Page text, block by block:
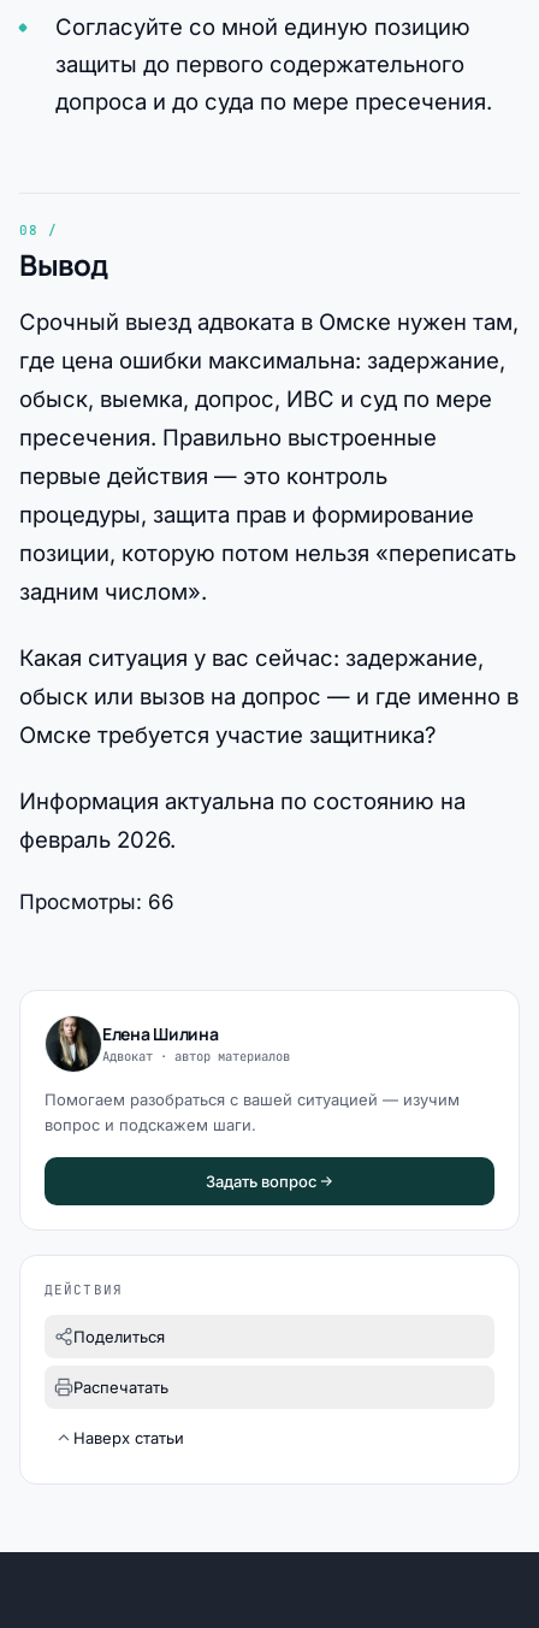
Согласуйте со мной единую позицию
защиты до первого содержательного
допроса и до суда по мере пресечения.
Вывод
Срочный выезд адвоката в Омске нужен там,
где цена ошибки максимальна: задержание,
обыск, выемка, допрос, ИВС и суд по мере
пресечения. Правильно выстроенные
первые действия — это контроль
процедуры, защита прав и формирование
позиции, которую потом нельзя «переписать
задним числом».
Какая ситуация у вас сейчас: задержание,
обыск или вызов на допрос — и где именно в
Омске требуется участие защитника?
Информация актуальна по состоянию на
февраль 2026.
Просмотры: 66
Елена Шилина
Адвокат · автор материалов
Помогаем разобраться с вашей ситуацией — изучим
вопрос и подскажем шаги.
Задать вопрос
ДЕЙСТВИЯ
Поделиться
Распечатать
Наверх статьи